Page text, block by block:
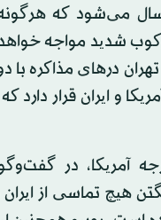
می‌شود که هرگونه
شدید مواجه
درهای مذاکره با
و ایران قرار دارد
آمریکا، در
هیچ تماسی از